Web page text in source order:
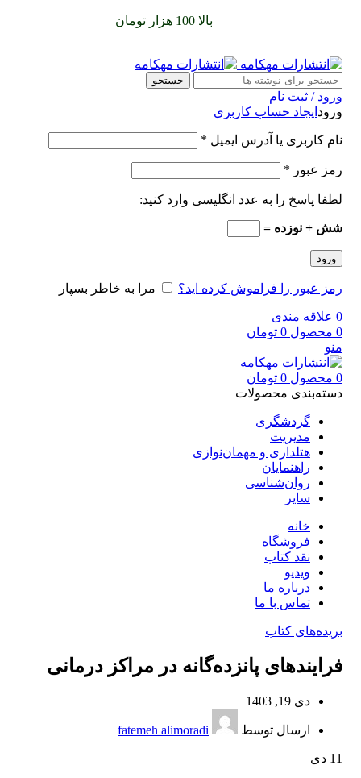
بالا 100 هزار تومان
جستجو
ورود / ثبت نام
ورود ایجاد حساب کاربری
نام کاربری یا آدرس ایمیل *
رمز عبور *
لطفا پاسخ را به عدد انگلیسی وارد کنید:
شش + نوزده =
ورود
رمز عبور را فراموش کرده اید؟ مرا به خاطر بسپار
0 علاقه مندی
0 محصول 0 تومان
منو
0 محصول 0 تومان
دسته‌بندی محصولات
گردشگری
مدیریت
هتلداری و مهمان‌نوازی
راهنمایان
روان‌شناسی
سایر
خانه
فروشگاه
نقد کتاب
ویدیو
درباره‌ ما
تماس با ما
بریده‌های کتاب
فرایندهای پانزده‌گانه در مراکز درمانی
دی 19, 1403
ارسال توسط fatemeh alimoradi
11 دی